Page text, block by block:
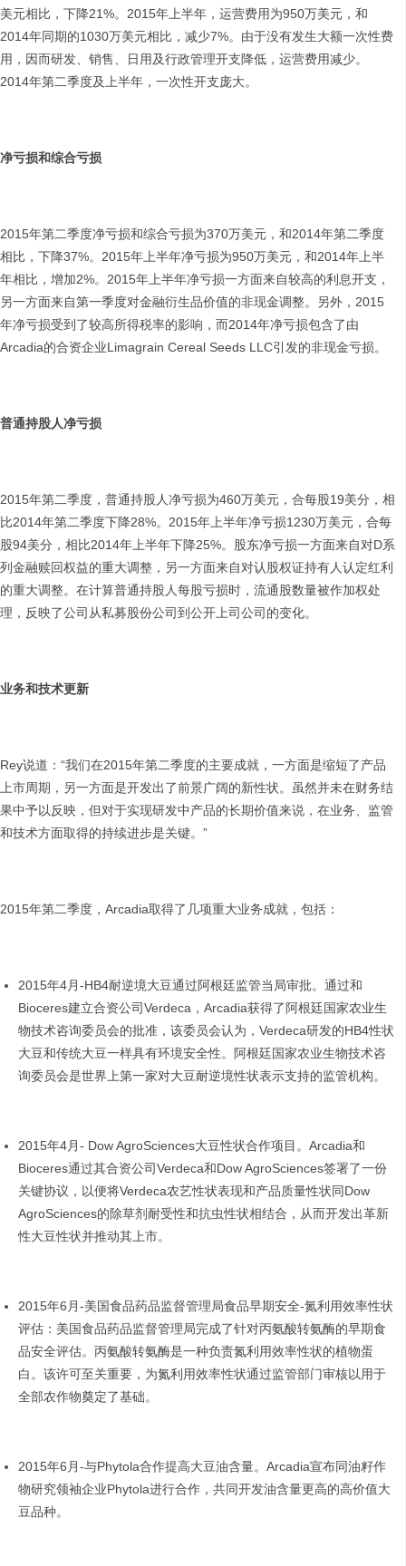
美元相比，下降21%。2015年上半年，运营费用为950万美元，和
2014年同期的1030万美元相比，减少7%。由于没有发生大额一次性费
用，因而研发、销售、日用及行政管理开支降低，运营费用减少。
2014年第二季度及上半年，一次性开支庞大。
净亏损和综合亏损
2015年第二季度净亏损和综合亏损为370万美元，和2014年第二季度
相比，下降37%。2015年上半年净亏损为950万美元，和2014年上半
年相比，增加2%。2015年上半年净亏损一方面来自较高的利息开支，
另一方面来自第一季度对金融衍生品价值的非现金调整。另外，2015
年净亏损受到了较高所得税率的影响，而2014年净亏损包含了由
Arcadia的合资企业Limagrain Cereal Seeds LLC引发的非现金亏损。
普通持股人净亏损
2015年第二季度，普通持股人净亏损为460万美元，合每股19美分，相
比2014年第二季度下降28%。2015年上半年净亏损1230万美元，合每
股94美分，相比2014年上半年下降25%。股东净亏损一方面来自对D系
列金融赎回权益的重大调整，另一方面来自对认股权证持有人认定红利
的重大调整。在计算普通持股人每股亏损时，流通股数量被作加权处
理，反映了公司从私募股份公司到公开上司公司的变化。
业务和技术更新
Rey说道：“我们在2015年第二季度的主要成就，一方面是缩短了产品
上市周期，另一方面是开发出了前景广阔的新性状。虽然并未在财务结
果中予以反映，但对于实现研发中产品的长期价值来说，在业务、监管
和技术方面取得的持续进步是关键。”
2015年第二季度，Arcadia取得了几项重大业务成就，包括：
2015年4月-HB4耐逆境大豆通过阿根廷监管当局审批。通过和
Bioceres建立合资公司Verdeca，Arcadia获得了阿根廷国家农业生
物技术咨询委员会的批准，该委员会认为，Verdeca研发的HB4性状
大豆和传统大豆一样具有环境安全性。阿根廷国家农业生物技术咨
询委员会是世界上第一家对大豆耐逆境性状表示支持的监管机构。
2015年4月- Dow AgroSciences大豆性状合作项目。Arcadia和
Bioceres通过其合资公司Verdeca和Dow AgroSciences签署了一份
关键协议，以便将Verdeca农艺性状表现和产品质量性状同Dow
AgroSciences的除草剂耐受性和抗虫性状相结合，从而开发出革新
性大豆性状并推动其上市。
2015年6月-美国食品药品监督管理局食品早期安全-氮利用效率性状
评估：美国食品药品监督管理局完成了针对丙氨酸转氨酶的早期食
品安全评估。丙氨酸转氨酶是一种负责氮利用效率性状的植物蛋
白。该许可至关重要，为氮利用效率性状通过监管部门审核以用于
全部农作物奠定了基础。
2015年6月-与Phytola合作提高大豆油含量。Arcadia宣布同油籽作
物研究领袖企业Phytola进行合作，共同开发油含量更高的高价值大
豆品种。